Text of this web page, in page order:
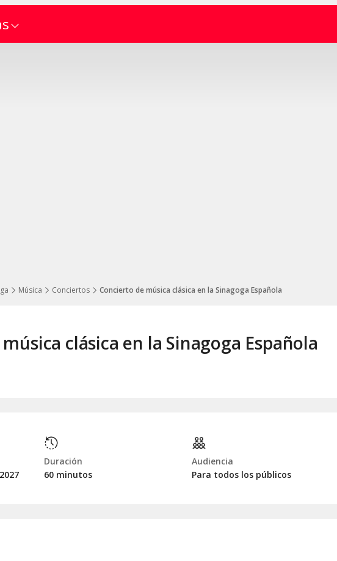
Música Conciertos Concierto de música clásica en la Sinagoga Española
clásica en la Sinagoga Española
2027
Duración
60 minutos
Audiencia
Para todos los públicos